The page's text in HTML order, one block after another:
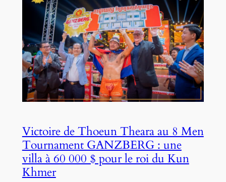
Victoire de Thoeun Theara au 8 Men
Tournament GANZBERG : une
villa à 60 000 $ pour le roi du Kun
Khmer